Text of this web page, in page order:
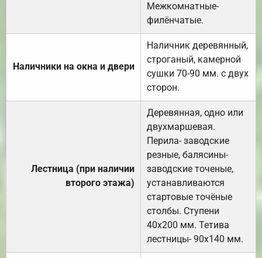
Межкомнатные-
филёнчатые.
Наличники на окна и двери
Наличник деревянный,
строганый, камерной
сушки 70-90 мм. с двух
сторон.
Лестница (при наличии
второго этажа)
Деревянная, одно или
двухмаршевая.
Перила- заводские
резные, балясины-
заводские точеные,
устанавливаются
стартовые точёные
столбы. Ступени
40х200 мм. Тетива
лестницы- 90х140 мм.